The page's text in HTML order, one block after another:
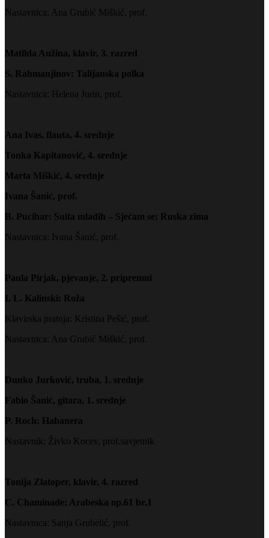
Nastavnica: Ana Grubić Miškić, prof.
Matilda Aužina, klavir, 3. razred
S. Rahmanjinov: Talijanska polka
Nastavnica: Helena Jurin, prof.
Ana Ivas, flauta, 4. srednje
Tonka Kapitanović, 4. srednje
Marta Miškić, 4. srednje
Ivana Šanić, prof.
B. Pucihar: Suita mladih – Sjećam se; Ruska zima
Nastavnica: Ivana Šanić, prof.
Paula Pirjak, pjevanje, 2. pripremni
I. L. Kalinski: Roža
Klavirska pratnja: Kristina Pešić, prof.
Nastavnica: Ana Grubić Miškić, prof.
Dunko Jurković, truba, 1. srednje
Fabio Šanić, gitara, 1. srednje
P. Roch: Habanera
Nastavnik: Živko Kocev, prof.savjetnik
Tonija Zlatoper, klavir, 4. razred
C. Chaminade: Arabeska op.61 br.1
Nastavnica: Sanja Grubelić, prof.